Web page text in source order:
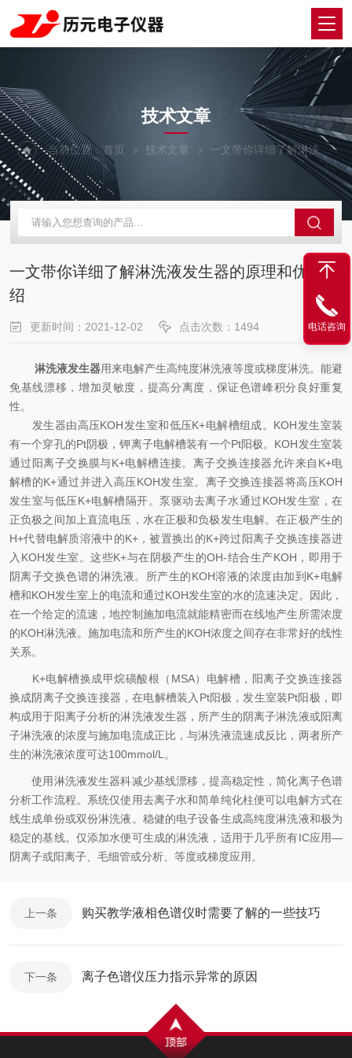
ARTICLES
技术文章
当前位置：首页 技术文章 一文带你详细了解淋洗液发生器的原理和优势介绍
一文带你详细了解淋洗液发生器的原理和优势介
绍
更新时间：2021-12-02 点击次数：1494
淋洗液发生器用来电解产生高纯度淋洗液等度或梯度淋洗。能避
免基线漂移，增加灵敏度，提高分离度，保证色谱峰积分良好重复
性。
发生器由高压KOH发生室和低压K+电解槽组成。KOH发生室装
有一个穿孔的Pt阴极，钾离子电解槽装有一个Pt阳极。KOH发生室装
通过阳离子交换膜与K+电解槽连接。离子交换连接器允许来自K+电
解槽的K+通过并进入高压KOH发生室。离子交换连接器将高压KOH
发生室与低压K+电解槽隔开。泵驱动去离子水通过KOH发生室，在
正负极之间加上直流电压，水在正极和负极发生电解。在正极产生的
H+代替电解质溶液中的K+，被置换出的K+跨过阳离子交换连接器进
入KOH发生室。这些K+与在阴极产生的OH-结合生产KOH，即用于
阴离子交换色谱的淋洗液。所产生的KOH溶液的浓度由加到K+电解
槽和KOH发生室上的电流和通过KOH发生室的水的流速决定。因此，
在一个给定的流速，地控制施加电流就能精密而在线地产生所需浓度
的KOH淋洗液。施加电流和所产生的KOH浓度之间存在非常好的线性
关系。
K+电解槽换成甲烷磺酸根（MSA）电解槽，阳离子交换连接器
换成阴离子交换连接器，在电解槽装入Pt阳极，发生室装Pt阳极，即
构成用于阳离子分析的淋洗液发生器，所产生的阴离子淋洗液或阳离
子淋洗液的浓度与施加电流成正比，与淋洗液流速成反比，两者所产
生的淋洗液浓度可达100mmol/L。
使用淋洗液发生器科减少基线漂移，提高稳定性，简化离子色谱
分析工作流程。系统仅使用去离子水和简单纯化柱便可以电解方式在
线生成单份或双份淋洗液。稳健的电子设备生成高纯度淋洗液和极为
稳定的基线。仅添加水便可生成的淋洗液，适用于几乎所有IC应用—
阴离子或阳离子、毛细管或分析、等度或梯度应用。
上一条 购买教学液相色谱仪时需要了解的一些技巧
下一条 离子色谱仪压力指示异常的原因
电话咨询